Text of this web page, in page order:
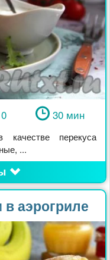
0 30 мин
перекуса
...
аэрогриле